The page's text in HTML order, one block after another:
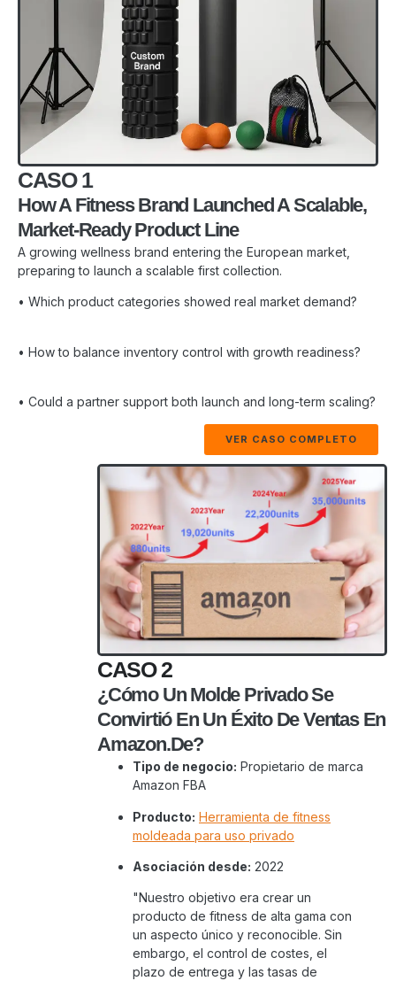
CASO 1
How A Fitness Brand Launched A Scalable,
Market-Ready Product Line
A growing wellness brand entering the European market,
preparing to launch a scalable first collection.
• Which product categories showed real market demand?
• How to balance inventory control with growth readiness?
• Could a partner support both launch and long-term scaling?
VER CASO COMPLETO
CASO 2
¿Cómo Un Molde Privado Se
Convirtió En Un Éxito De Ventas En
Amazon.de?
Tipo de negocio: Propietario de marca
Amazon FBA
Producto: Herramienta de fitness
moldeada para uso privado
Asociación desde: 2022
"Nuestro objetivo era crear un
producto de fitness de alta gama con
un aspecto único y reconocible. Sin
embargo, el control de costes, el
plazo de entrega y las tasas de